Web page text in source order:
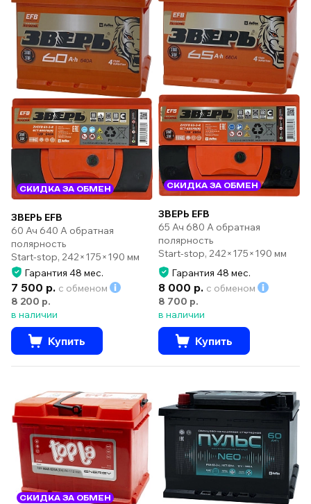
СКИДКА ЗА ОБМЕН
ЗВЕРЬ EFB
60 Ач 640 А обратная
полярность
Start-stop, 242×175×190 мм
Гарантия 48 мес.
7 500 р. с обменом
8 200 р.
в наличии
Купить
СКИДКА ЗА ОБМЕН
ЗВЕРЬ EFB
65 Ач 680 А обратная
полярность
Start-stop, 242×175×190 мм
Гарантия 48 мес.
8 000 р. с обменом
8 700 р.
в наличии
Купить
СКИДКА ЗА ОБМЕН